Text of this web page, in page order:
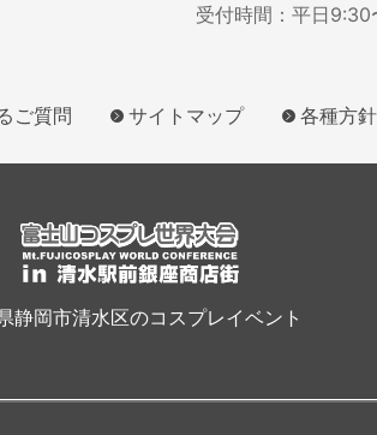
受付時間：平日9:30
ご質問 サイトマップ 各種方針
静岡市清水区のコスプレイベント